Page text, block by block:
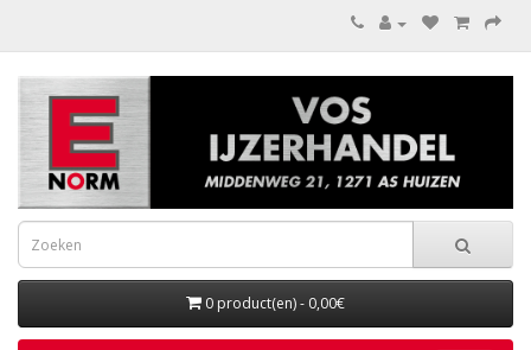
0 product(en) - 0,00€